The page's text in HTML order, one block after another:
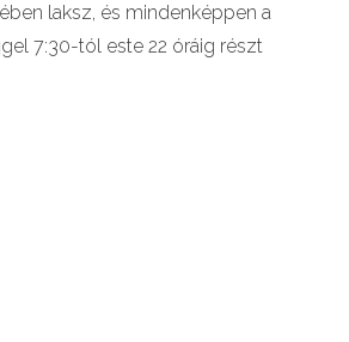
laksz, és mindenképpen a
7:30-tól este 22 óráig részt